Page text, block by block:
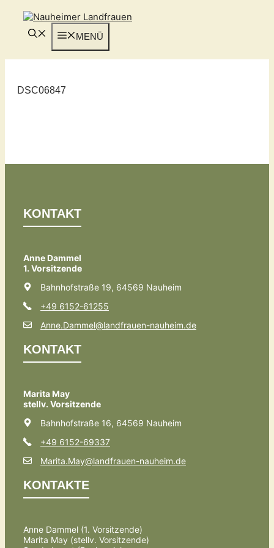
Inhalt
springen
MENÜ
DSC06847
KONTAKT
Anne Dammel
1. Vorsitzende
Bahnhofstraße 19, 64569 Nauheim
+49 6152-61255
Anne.Dammel@landfrauen-nauheim.de
KONTAKT
Marita May
stellv. Vorsitzende
Bahnhofstraße 16, 64569 Nauheim
+49 6152-69337
Marita.May@landfrauen-nauheim.de
KONTAKTE
Anne Dammel (1. Vorsitzende)
Marita May (stellv. Vorsitzende)